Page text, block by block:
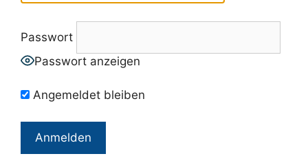
Passwort
Passwort anzeigen
Angemeldet bleiben